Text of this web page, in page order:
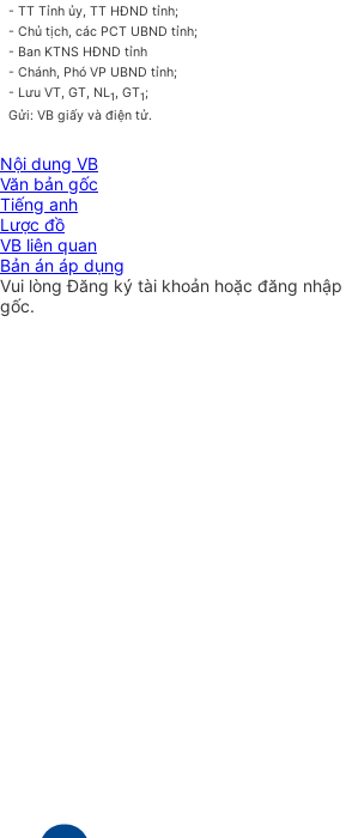
- TT Tỉnh ủy, TT HĐND tỉnh;
- Chủ tịch, các PCT UBND tỉnh;
- Ban KTNS HĐND tỉnh
- Chánh, Phó VP UBND tỉnh;
- Lưu VT, GT, NL1, GT1;
Gửi: VB giấy và điện tử.
Nội dung VB
Văn bản gốc
Tiếng anh
Lược đồ
VB liên quan
Bản án áp dụng
Vui lòngĐăng ký tài khoản hoặc đăng nhập
gốc.